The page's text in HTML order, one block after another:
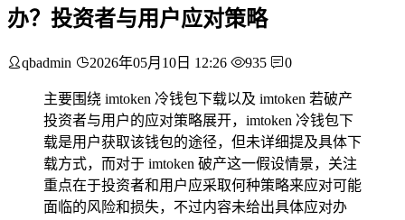
办？投资者与用户应对策略
qbadmin 2026年05月10日 12:26 935 0
主要围绕 imtoken 冷钱包下载以及 imtoken 若破产
投资者与用户的应对策略展开，imtoken 冷钱包下
载是用户获取该钱包的途径，但未详细提及具体下
载方式，而对于 imtoken 破产这一假设情景，关注
重点在于投资者和用户应采取何种策略来应对可能
面临的风险和损失，不过内容未给出具体应对办